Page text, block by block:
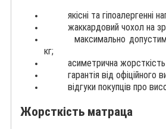
якісні та гіпоалергенні
жаккардовий чохол на
максимально допустиме
кг;
асиметрична жорсткість
гарантія від офіційного
відгуки покупців про
Жорсткість матраца